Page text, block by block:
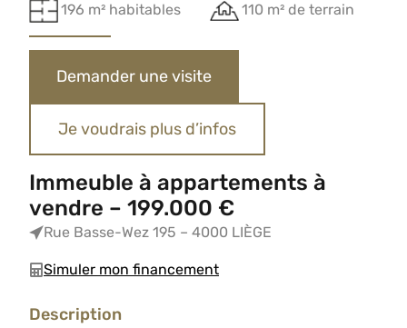
196 m² habitables 110 m² de terrain
Demander une visite
Je voudrais plus d’infos
Immeuble à appartements à
vendre – 199.000 €
Rue Basse-Wez 195 – 4000 LIÈGE
Simuler mon financement
Description